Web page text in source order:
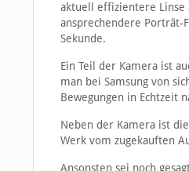
aktuell effizientere Linse
ansprechendere Porträt-
Sekunde.
Ein Teil der Kamera ist
man bei Samsung von
Bewegungen in Echtzeit
Neben der Kamera ist
Werk vom zugekauften
Ansonsten sei noch